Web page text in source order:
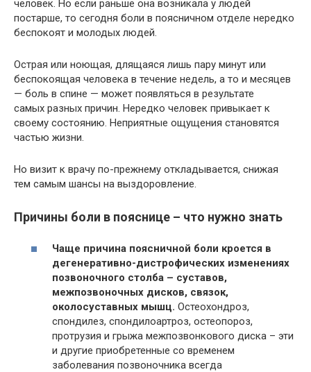
человек. Но если раньше она возникала у людей
постарше, то сегодня боли в поясничном отделе нередко
беспокоят и молодых людей.
Острая или ноющая, длящаяся лишь пару минут или
беспокоящая человека в течение недель, а то и месяцев
— боль в спине — может появляться в результате
самых разных причин. Нередко человек привыкает к
своему состоянию. Неприятные ощущения становятся
частью жизни.
Но визит к врачу по-прежнему откладывается, снижая
тем самым шансы на выздоровление.
Причины боли в пояснице – что нужно знать
Чаще причина поясничной боли кроется в
дегенеративно-дистрофических изменениях
позвоночного столба – суставов,
межпозвоночных дисков, связок,
околосуставных мышц. Остеохондроз,
спондилез, спондилоартроз, остеопороз,
протрузия и грыжа межпозвонкового диска – эти
и другие приобретенные со временем
заболевания позвоночника всегда